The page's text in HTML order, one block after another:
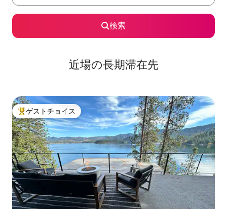
検索
近場の長期滞在先
大好評のゲストチョイスです。
ゲストチョイス